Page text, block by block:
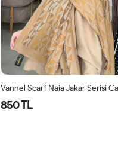
850 TL